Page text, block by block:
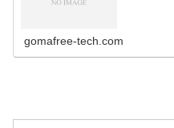
gomafree-tech.com